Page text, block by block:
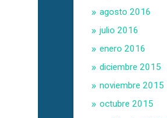
agosto 2016
julio 2016
enero 2016
diciembre 2015
noviembre 2015
octubre 2015